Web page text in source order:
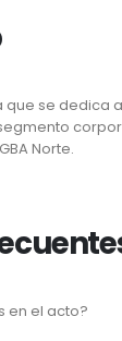
que se dedica
Norte.
en el acto?